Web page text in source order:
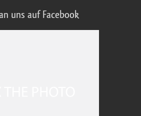
uns auf Facebook